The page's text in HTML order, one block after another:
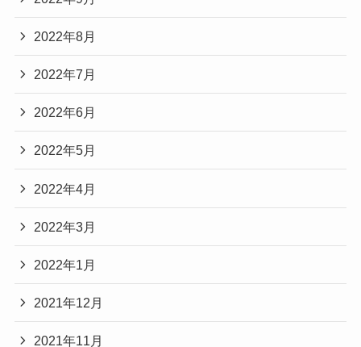
2022年8月
2022年7月
2022年6月
2022年5月
2022年4月
2022年3月
2022年1月
2021年12月
2021年11月